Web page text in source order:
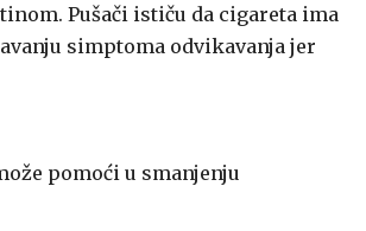
Pušači ističu da cigareta ima
simptoma odvikavanja jer
pomoći u smanjenju